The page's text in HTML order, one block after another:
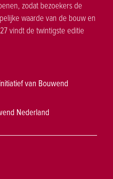
zodat bezoekers de
waarde van de bouw en
vindt de twintigste editie
van Bouwend
Nederland